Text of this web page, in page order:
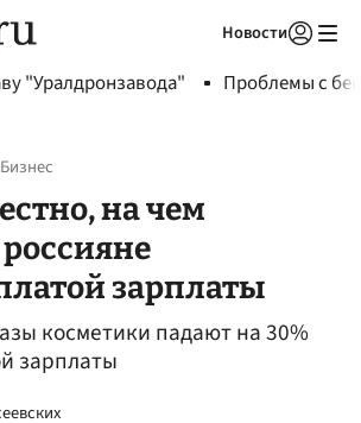
Новости
"Уралдронзавода" Проблемы с
Бизнес
на чем
зарплаты
косметики падают на 30%
зарплаты